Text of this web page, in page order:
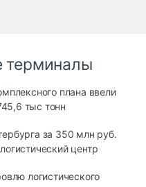
терминалы
плана ввели
тыс тонн
за 350 млн руб.
центр
логистического